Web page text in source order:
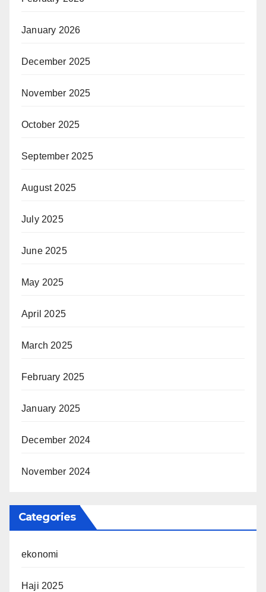
January 2026
December 2025
November 2025
October 2025
September 2025
August 2025
July 2025
June 2025
May 2025
April 2025
March 2025
February 2025
January 2025
December 2024
November 2024
Categories
ekonomi
Haji 2025